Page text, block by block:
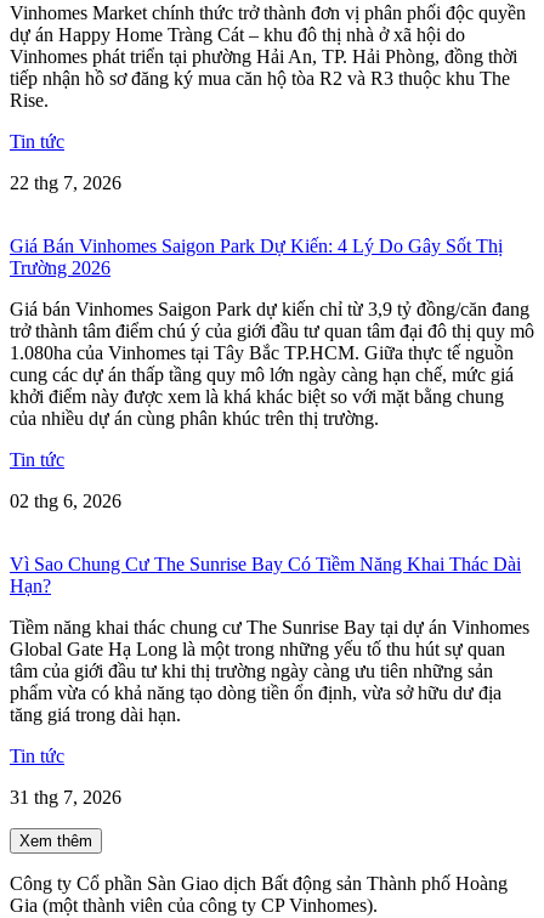
Vinhomes Market chính thức trở thành đơn vị phân phối độc quyền
dự án Happy Home Tràng Cát – khu đô thị nhà ở xã hội do
Vinhomes phát triển tại phường Hải An, TP. Hải Phòng, đồng thời
tiếp nhận hồ sơ đăng ký mua căn hộ tòa R2 và R3 thuộc khu The
Rise.
Tin tức
22 thg 7, 2026
Giá Bán Vinhomes Saigon Park Dự Kiến: 4 Lý Do Gây Sốt Thị
Trường 2026
Giá bán Vinhomes Saigon Park dự kiến chỉ từ 3,9 tỷ đồng/căn đang
trở thành tâm điểm chú ý của giới đầu tư quan tâm đại đô thị quy mô
1.080ha của Vinhomes tại Tây Bắc TP.HCM. Giữa thực tế nguồn
cung các dự án thấp tầng quy mô lớn ngày càng hạn chế, mức giá
khởi điểm này được xem là khá khác biệt so với mặt bằng chung
của nhiều dự án cùng phân khúc trên thị trường.
Tin tức
02 thg 6, 2026
Vì Sao Chung Cư The Sunrise Bay Có Tiềm Năng Khai Thác Dài
Hạn?
Tiềm năng khai thác chung cư The Sunrise Bay tại dự án Vinhomes
Global Gate Hạ Long là một trong những yếu tố thu hút sự quan
tâm của giới đầu tư khi thị trường ngày càng ưu tiên những sản
phẩm vừa có khả năng tạo dòng tiền ổn định, vừa sở hữu dư địa
tăng giá trong dài hạn.
Tin tức
31 thg 7, 2026
Xem thêm
Công ty Cổ phần Sàn Giao dịch Bất động sản Thành phố Hoàng
Gia (một thành viên của công ty CP Vinhomes).